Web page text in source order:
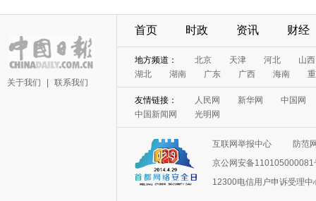
关于我们 联系我们
首页 时政 资讯 财经
地方频道： 北京 天津 河北
山西
湖北
湖南 广东 广西 海南
友情链接： 人民网 新华网
中国网
中国新闻网
光明网
互联网举报中心
防范
京公网安备110105000081
12300电信用户申诉受理中